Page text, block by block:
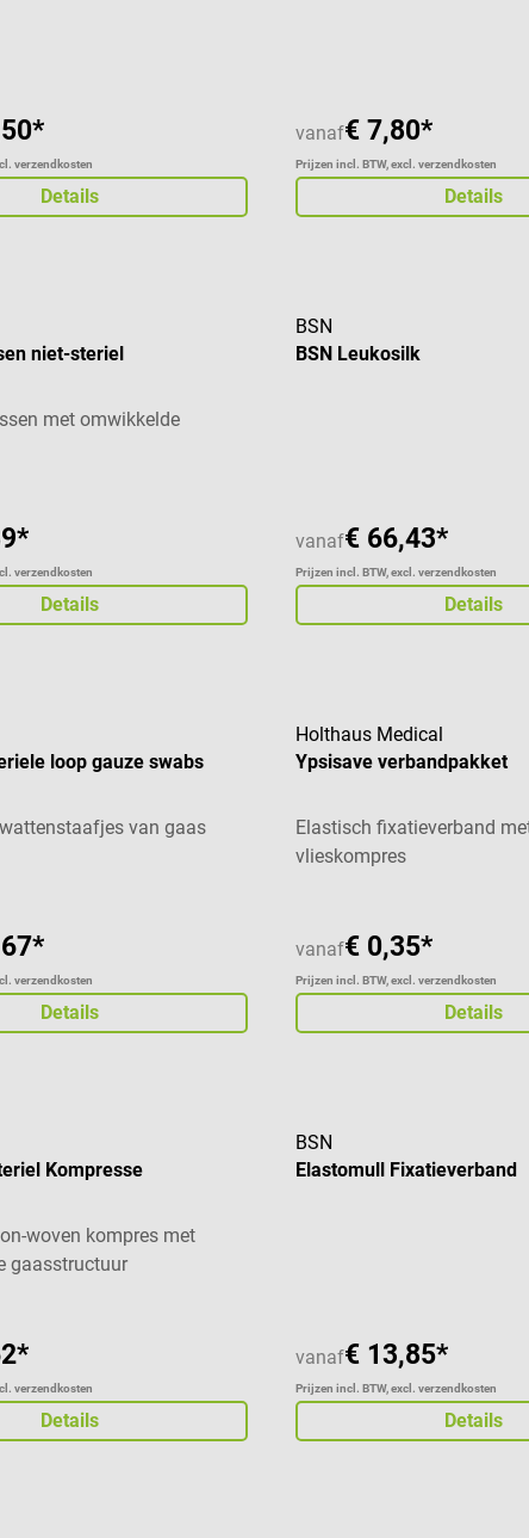
verzendkosten
Details
vanaf€ 7,80*
Prijzen incl. BTW, excl. verzendkosten
Details
niet-steriel
met omwikkelde
verzendkosten
Details
BSN
BSN Leukosilk
vanaf€ 66,43*
Prijzen incl. BTW, excl. verzendkosten
Details
loop gauze swabs
van gaas
verzendkosten
Details
Holthaus Medical
Ypsisave verbandpakket
Elastisch fixatieverband
vlieskompres
vanaf€ 0,35*
Prijzen incl. BTW, excl. verzendkosten
Details
Kompresse
woven kompres met
gaasstructuur
verzendkosten
Details
BSN
Elastomull Fixatieverband
vanaf€ 13,85*
Prijzen incl. BTW, excl. verzendkosten
Details